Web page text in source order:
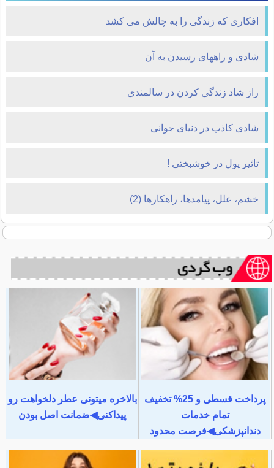
افکاری که زندگی را به چالش می کشد
شادی و راههای رسیدن به آن
راز شاد زندگي کردن در سالمندي
شادی کاذب در دنیای جوانی
تاثیر پول در خوشبختی !
خشم، علل، پیامدها، راهکارها (2)
پرداخت قسطی و 25% تخفیف
تمام خدمات
دندانپزشکی◀فرصت محدود
بالاخره میتونی عطر دلخواهت رو
پیداکنی◀ضمانت اصل بودن